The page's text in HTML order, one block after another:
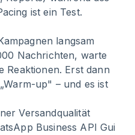
ist ein Test.
langsam
Nachrichten, warte
Reaktionen. Erst dann
up" – und es ist
Versandqualität
Business API Gui